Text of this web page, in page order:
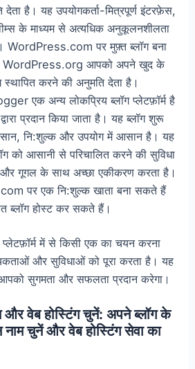
है। यह उपयोगकर्ता-मित्रपूर्ण इंटरफ़ेस,
के माध्यम से अत्यधिक अनुकूलनशीलता
WordPress.com पर मुफ़्त ब्लॉग बना
आपको अपने खुद के
स्थापित करने की अनुमति देता है।
एक अन्य लोकप्रिय ब्लॉग प्लेटफ़ॉर्म है
प्रदान किया जाता है। यह ब्लॉग शुरू
नि:शुल्क और उपयोग में आसान है। यह
को आसानी से परिचालित करने की सुविधा
और गूगल के साथ अच्छा एकीकरण करता है।
पर एक नि:शुल्क खाता बना सकते हैं
ब्लॉग होस्ट कर सकते हैं।
प्लेटफ़ॉर्म में से किसी एक का चयन करना
और सुविधाओं को पूरा करता है। यह
आपको सुगमता और सफलता प्रदान करेगा।
वेब होस्टिंग चुनें: अपने ब्लॉग के
चुनें और वेब होस्टिंग सेवा का